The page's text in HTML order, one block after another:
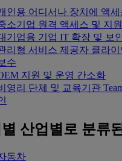
인용 어디서나 장치에 액세
소기업 원격 액세스 및 지
기업용 기업 IT 확장 및 보
리형 서비스 제공자 클라이
수
지원 및 운영 간소화
영리 단체 및 교육기관
산업별로 분류
동차